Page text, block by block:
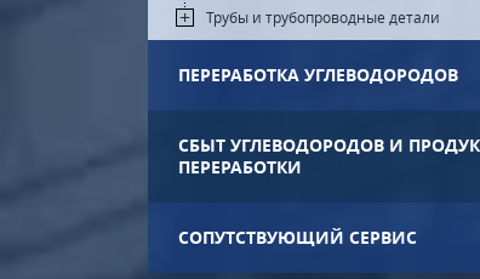
Трубы и трубопроводные детали
ПЕРЕРАБОТКА УГЛЕВОДОРОДОВ
СБЫТ УГЛЕВОДОРОДОВ И
ПЕРЕРАБОТКИ
СОПУТСТВУЮЩИЙ СЕРВИС